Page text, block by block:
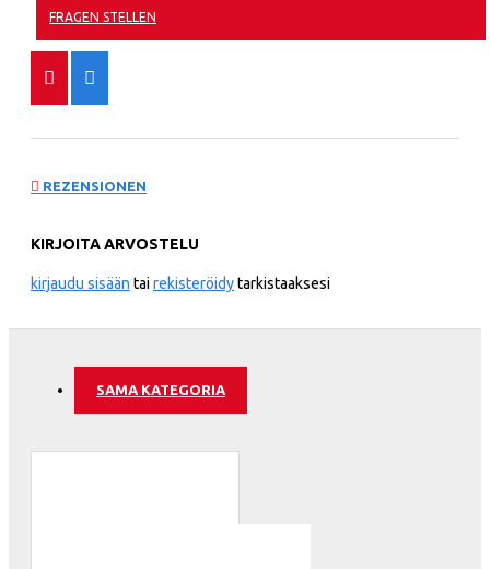
FRAGEN STELLEN
REZENSIONEN
KIRJOITA ARVOSTELU
kirjaudu sisään tairekisteröidytarkistaaksesi
SAMA KATEGORIA